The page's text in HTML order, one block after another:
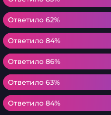
Ответило 62%
Ответило 62%
Ответило 84%
Ответило 84%
Ответило 86%
Ответило 86%
Ответило 63%
Ответило 63%
Ответило 84%
Ответило 84%